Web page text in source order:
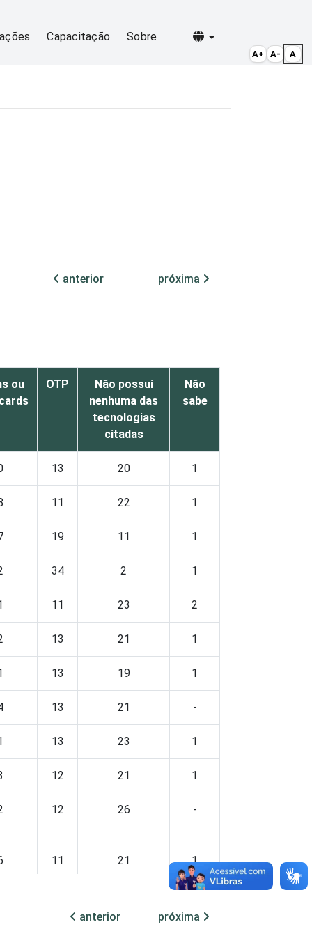
Capacitação Sobre Selecionar idioma
anterior
próxima
ou
OTP
Não possui
nenhuma das
tecnologias
citadas
Não
sabe
13 20 1
11 22 1
19 11 1
34 2 1
11 23 2
13 21 1
13 19 1
13 21 -
13 23 1
12 21 1
12 26 -
11 21 1
19 1
anterior próxima
A+ A- A